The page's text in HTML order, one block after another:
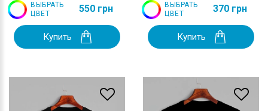
ВЫБРАТЬ
ЦВЕТ
550 грн
Купить
ВЫБРАТЬ
ЦВЕТ
370 грн
Купить